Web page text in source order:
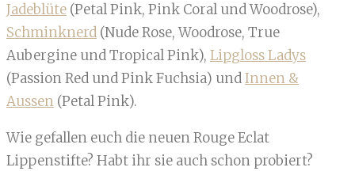
Jadeblüte (Petal Pink, Pink Coral und Woodrose),
Schminknerd (Nude Rose, Woodrose, True
Aubergine und Tropical Pink), Lipgloss Ladys
(Passion Red und Pink Fuchsia) undInnen &
Aussen (Petal Pink).
Wie gefallen euch die neuen Rouge Eclat
Lippenstifte? Habt ihr sie auch schon probiert?